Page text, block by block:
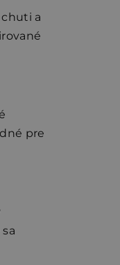
a
pre